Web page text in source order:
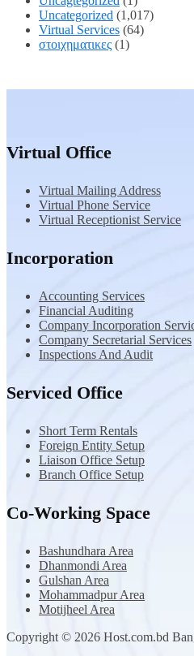
Uncategorized (1,017)
Virtual Services (64)
στοιχηματικες (1)
Virtual Office
Virtual Mailing Address
Virtual Phone Service
Virtual Receptionist Service
Incorporation
Accounting Services
Financial Auditing
Company Incorporation
Company Secretarial Services
Inspections And Audit
Serviced Office
Short Term Rentals
Foreign Entity Setup
Liaison Office Setup
Branch Office Setup
Co-Working Space
Bashundhara Area
Dhanmondi Area
Gulshan Area
Mohammadpur Area
Motijheel Area
Copyright © 2026 Host.com.bd